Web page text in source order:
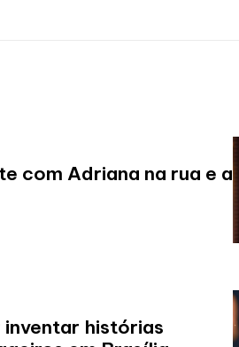
com Adriana na rua e a
histórias